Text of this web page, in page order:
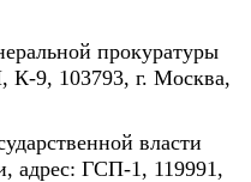
прокуратуры
К-9, 103793, г. Москва,
власти
адрес: ГСП-1, 119991,